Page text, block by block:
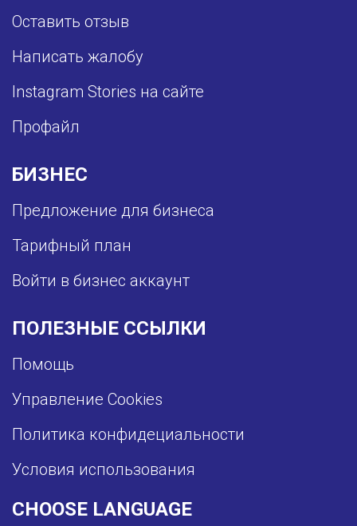
Оставить отзыв
Написать жалобу
Instagram Stories на сайте
Профайл
БИЗНЕС
Предложение для бизнеса
Тарифный план
Войти в бизнес аккаунт
ПОЛЕЗНЫЕ ССЫЛКИ
Помощь
Управление Cookies
Политика конфидециальности
Условия использования
CHOOSE LANGUAGE